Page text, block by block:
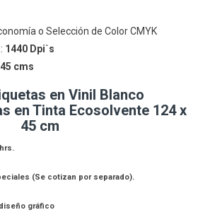
o Selección de Color CMYK
1440 Dpi`s
cms
en Vinil Blanco
en Tinta Ecosolvente 124 x
45 cm
(Se cotizan por separado).
gráfico